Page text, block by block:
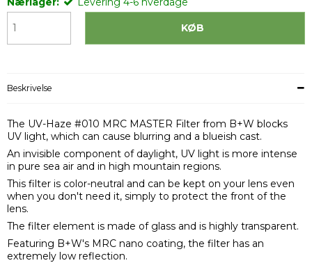
KØB
Beskrivelse
The UV-Haze #010 MRC MASTER Filter from B+W blocks
UV light, which can cause blurring and a blueish cast.
An invisible component of daylight, UV light is more intense
in pure sea air and in high mountain regions.
This filter is color-neutral and can be kept on your lens even
when you don't need it, simply to protect the front of the
lens.
The filter element is made of glass and is highly transparent.
Featuring B+W's MRC nano coating, the filter has an
extremely low reflection.